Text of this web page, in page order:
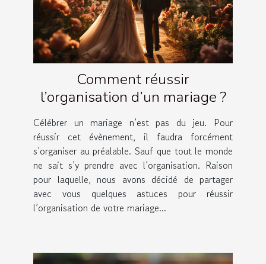
Comment réussir
l’organisation d’un mariage ?
Célébrer un mariage n’est pas du jeu. Pour
réussir cet évènement, il faudra forcément
s’organiser au préalable. Sauf que tout le monde
ne sait s’y prendre avec l’organisation. Raison
pour laquelle, nous avons décidé de partager
avec vous quelques astuces pour réussir
l’organisation de votre mariage...